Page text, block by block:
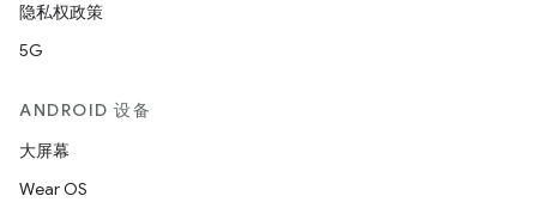
隐私权政策
5G
ANDROID 设备
大屏幕
Wear OS